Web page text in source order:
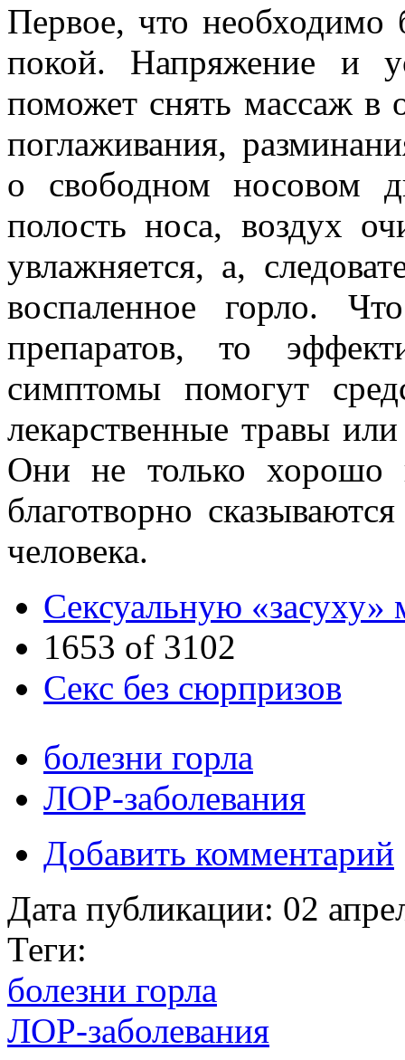
Первое, что необходимо
покой. Напряжение и
поможет снять массаж в
поглаживания,
о свободном носовом
полость носа, воздух
увлажняется, а,
воспаленное горло.
препаратов, то
симптомы помогут
лекарственные травы
Они не только хорошо
благотворно
человека.
Cексуальную
1653 of 3102
Cекс без сюрпризов
болезни горла
ЛОР-заболевания
Добавить комментарий
Дата публикации: 02
Теги:
болезни горла
ЛОР-заболевания